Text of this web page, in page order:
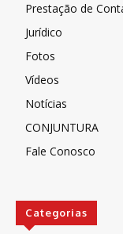
Prestação de
Jurídico
Fotos
Vídeos
Notícias
CONJUNTURA
Fale Conosco
Categorias